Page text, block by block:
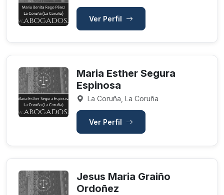
Ver Perfil
Maria Esther Segura
Espinosa
La Coruña, La Coruña
Ver Perfil
Jesus Maria Graiño
Ordoñez